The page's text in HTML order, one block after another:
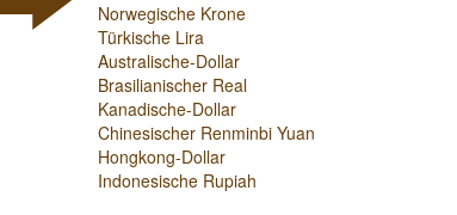
Norwegische Krone
Türkische Lira
Australische-Dollar
Brasilianischer Real
Kanadische-Dollar
Chinesischer Renminbi Yuan
Hongkong-Dollar
Indonesische Rupiah